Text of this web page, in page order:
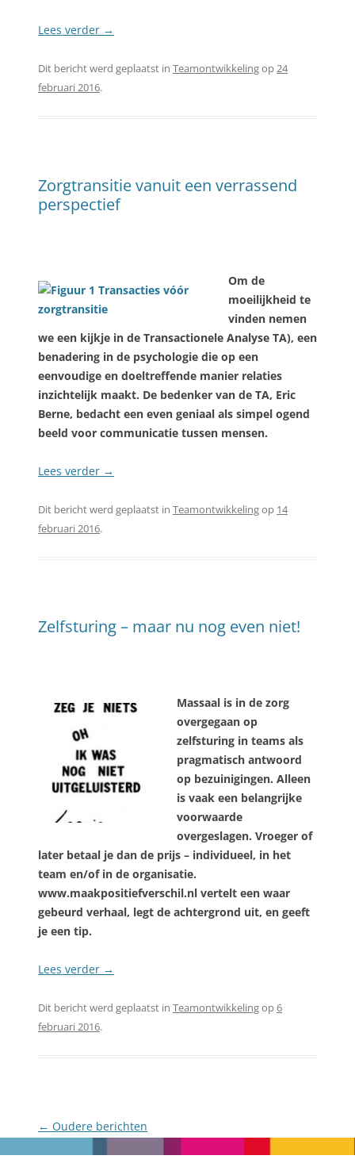
Lees verder →
Dit bericht werd geplaatst in Teamontwikkelingop24
februari 2016.
Zorgtransitie vanuit een verrassend
perspectief
Om de
moeilijkheid te
vinden nemen
we een kijkje in de Transactionele Analyse TA), een
benadering in de psychologie die op een
eenvoudige en doeltreffende manier relaties
inzichtelijk maakt. De bedenker van de TA, Eric
Berne, bedacht een even geniaal als simpel ogend
beeld voor communicatie tussen mensen.
Lees verder →
Dit bericht werd geplaatst in Teamontwikkelingop 14
februari 2016.
Zelfsturing – maar nu nog even niet!
Massaal is in de zorg
overgegaan op
zelfsturing in teams als
pragmatisch antwoord
op bezuinigingen. Alleen
is vaak een belangrijke
voorwaarde
overgeslagen. Vroeger of
later betaal je dan de prijs – individueel, in het
team en/of in de organisatie.
www.maakpositiefverschil.nl vertelt een waar
gebeurd verhaal, legt de achtergrond uit, en geeft
je een tip.
Lees verder →
Dit bericht werd geplaatst in Teamontwikkelingop6
februari 2016.
Berichtnavigatie
← Oudere berichten